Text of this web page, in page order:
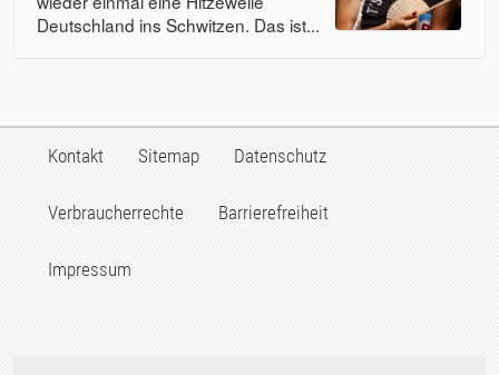
Deutschland ins Schwitzen. Das ist...
Kontakt Sitemap Datenschutz
Verbraucherrechte Barrierefreiheit
Impressum